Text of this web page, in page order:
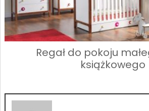
Regał do pokoju
książkowego